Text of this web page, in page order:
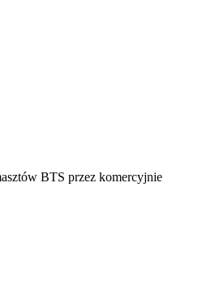
BTS przez komercyjnie